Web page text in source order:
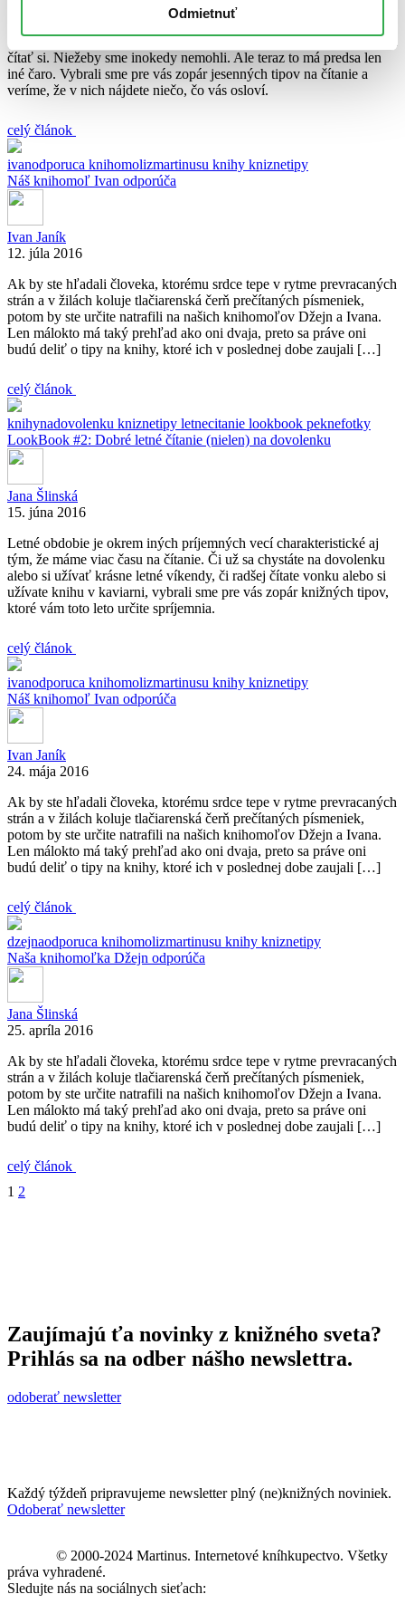
Odmietnuť
bez zbytočných výhovoriek zaliezť večer do postele so šálkou čaju a
čítať si. Niežeby sme inokedy nemohli. Ale teraz to má predsa len
iné čaro. Vybrali sme pre vás zopár jesenných tipov na čítanie a
veríme, že v nich nájdete niečo, čo vás osloví.
celý článok
ivanodporuca knihomolizmartinusu knihy kniznetipy
Náš knihomoľ Ivan odporúča
Ivan Janík
12. júla 2016
Ak by ste hľadali človeka, ktorému srdce tepe v rytme prevracaných
strán a v žilách koluje tlačiarenská čerň prečítaných písmeniek,
potom by ste určite natrafili na našich knihomoľov Džejn a Ivana.
Len málokto má taký prehľad ako oni dvaja, preto sa práve oni
budú deliť o tipy na knihy, ktoré ich v poslednej dobe zaujali […]
celý článok
knihynadovolenku kniznetipy letnecitanie lookbook peknefotky
LookBook #2: Dobré letné čítanie (nielen) na dovolenku
Jana Šlinská
15. júna 2016
Letné obdobie je okrem iných príjemných vecí charakteristické aj
tým, že máme viac času na čítanie. Či už sa chystáte na dovolenku
alebo si užívať krásne letné víkendy, či radšej čítate vonku alebo si
užívate knihu v kaviarni, vybrali sme pre vás zopár knižných tipov,
ktoré vám toto leto určite spríjemnia.
celý článok
ivanodporuca knihomolizmartinusu knihy kniznetipy
Náš knihomoľ Ivan odporúča
Ivan Janík
24. mája 2016
Ak by ste hľadali človeka, ktorému srdce tepe v rytme prevracaných
strán a v žilách koluje tlačiarenská čerň prečítaných písmeniek,
potom by ste určite natrafili na našich knihomoľov Džejn a Ivana.
Len málokto má taký prehľad ako oni dvaja, preto sa práve oni
budú deliť o tipy na knihy, ktoré ich v poslednej dobe zaujali […]
celý článok
dzejnaodporuca knihomolizmartinusu knihy kniznetipy
Naša knihomoľka Džejn odporúča
Jana Šlinská
25. apríla 2016
Ak by ste hľadali človeka, ktorému srdce tepe v rytme prevracaných
strán a v žilách koluje tlačiarenská čerň prečítaných písmeniek,
potom by ste určite natrafili na našich knihomoľov Džejn a Ivana.
Len málokto má taký prehľad ako oni dvaja, preto sa práve oni
budú deliť o tipy na knihy, ktoré ich v poslednej dobe zaujali […]
celý článok
1 2
Zaujímajú ťa novinky z knižného sveta?
Prihlás sa na odber nášho newslettra.
odoberať newsletter
Každý týždeň pripravujeme newsletter plný (ne)knižných noviniek.
Odoberať newsletter
© 2000-2024 Martinus. Internetové kníhkupectvo. Všetky
práva vyhradené.
Sledujte nás na sociálnych sieťach: